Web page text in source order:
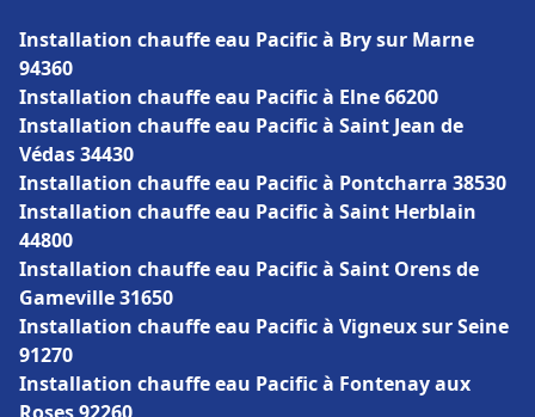
Installation chauffe eau Pacific à Bry sur Marne
94360
Installation chauffe eau Pacific à Elne 66200
Installation chauffe eau Pacific à Saint Jean de
Védas 34430
Installation chauffe eau Pacific à Pontcharra 38530
Installation chauffe eau Pacific à Saint Herblain
44800
Installation chauffe eau Pacific à Saint Orens de
Gameville 31650
Installation chauffe eau Pacific à Vigneux sur Seine
91270
Installation chauffe eau Pacific à Fontenay aux